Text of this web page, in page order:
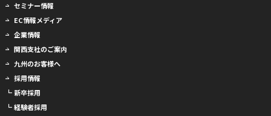
セミナー情報
EC情報メディア
企業情報
関西支社のご案内
九州のお客様へ
採用情報
┗ 新卒採用
┗ 経験者採用